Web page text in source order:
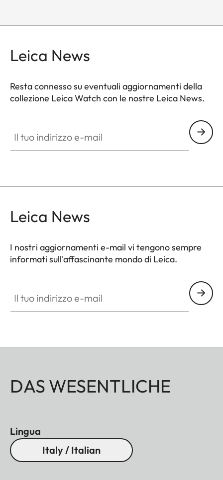
Leica News
Resta connesso su eventuali aggiornamenti della
collezione Leica Watch con le nostre Leica News.
Leica News
I nostri aggiornamenti e-mail vi tengono sempre
informati sull'affascinante mondo di Leica.
DAS WESENTLICHE
Lingua
Italy / Italian